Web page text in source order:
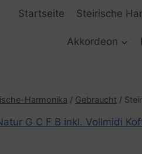
Startseite Steirische
Akkordeon
Harmonika / Gebraucht /